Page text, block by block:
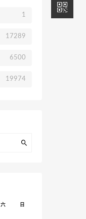
1
17289
6500
19974
六 日